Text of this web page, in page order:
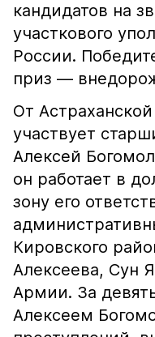
кандидатов на
участкового
России.
приз —
От
участвует
Алексей
он работает в
зону его
Кировского
Алексеева, Сун
Армии. За
Алексеем